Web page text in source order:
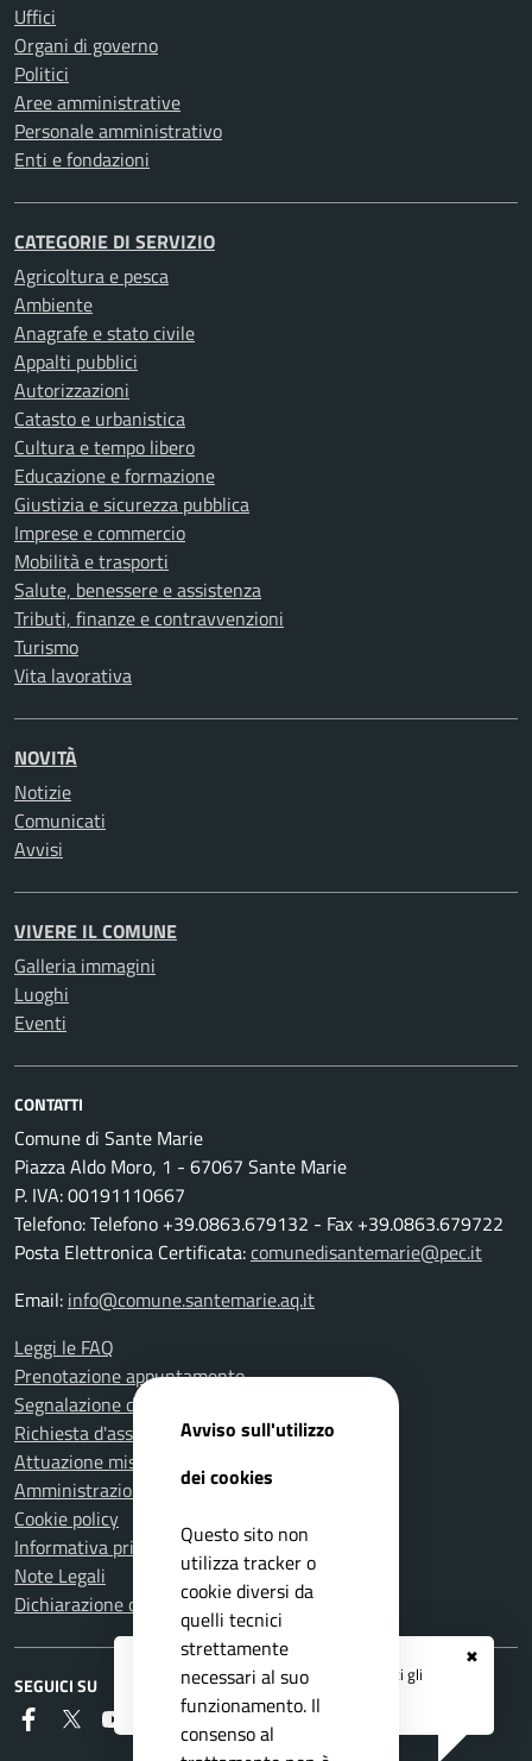
✖
Registrati ai serviziAPP IO
e ricevi tutti gli
aggiornamenti dall'Ente
Uffici
Organi di governo
Politici
Aree amministrative
Personale amministrativo
Enti e fondazioni
CATEGORIE DI SERVIZIO
Agricoltura e pesca
Ambiente
Anagrafe e stato civile
Appalti pubblici
Autorizzazioni
Catasto e urbanistica
Cultura e tempo libero
Educazione e formazione
Giustizia e sicurezza pubblica
Imprese e commercio
Mobilità e trasporti
Salute, benessere e assistenza
Tributi, finanze e contravvenzioni
Turismo
Vita lavorativa
NOVITÀ
Notizie
Comunicati
Avvisi
VIVERE IL COMUNE
Galleria immagini
Luoghi
Eventi
CONTATTI
Comune di Sante Marie
Piazza Aldo Moro, 1 - 67067 Sante Marie
P. IVA: 00191110667
Telefono: Telefono +39.0863.679132 - Fax +39.0863.679722
Posta Elettronica Certificata:comunedisantemarie@pec.it
Email: info@comune.santemarie.aq.it
Leggi le FAQ
Prenotazione appuntamento
Segnalazione disservizio
Richiesta d'assistenza
Attuazione misure PNRR
Amministrazione trasparente
Cookie policy
Informativa privacy
Note Legali
Dichiarazione di accessibilità
SEGUICI SU
FaceboookTwitter YoutubeRSS
Avviso sull'utilizzo
dei cookies
Questo sito non
utilizza tracker o
cookie diversi da
quelli tecnici
strettamente
necessari al suo
funzionamento. Il
consenso al